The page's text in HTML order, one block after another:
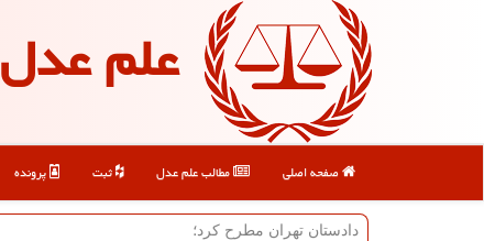
علم عدل
صفحه اصلی مطالب علم عدل ثبت پرونده
دادستان تهران مطرح كرد؛